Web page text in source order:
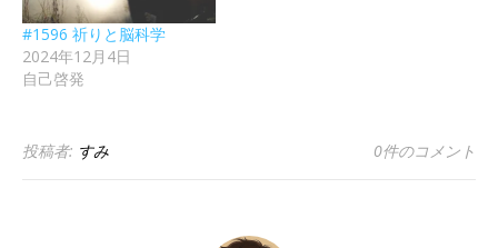
#1596 祈りと脳科学
2024年12月4日
自己啓発
投稿者: すみ 0件のコメント